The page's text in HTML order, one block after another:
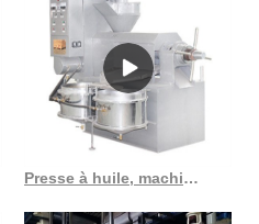
Presse à huile, machine d’extraction d’huile de soja au Burkina Faso